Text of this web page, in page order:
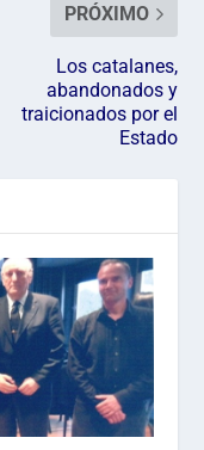
PRÓXIMO
Los catalanes,
abandonados y
traicionados por el
Estado